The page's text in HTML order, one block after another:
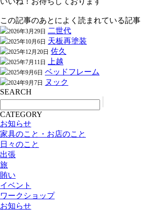
この記事のあとによく読まれている記事
2026年3月29日 二世代
2025年10月6日 天板再塗装
2025年12月20日 佐久
2025年7月11日 上越
2025年9月6日 ベッドフレーム
2024年9月7日
ヌック
SEARCH
CATEGORY
お知らせ
家具のこと・お店のこと
日々のこと
出張
旅
賄い
イベント
ワークショップ
お知らせ